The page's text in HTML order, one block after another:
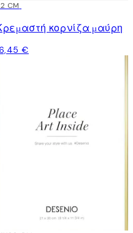
CM
κορνίζα μαύρη
€